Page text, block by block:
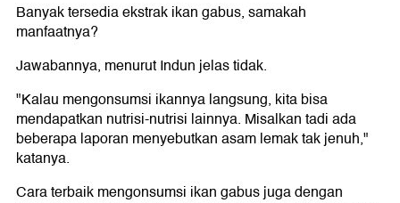
Banyak tersedia ekstrak ikan gabus, samakah
manfaatnya?
Jawabannya, menurut Indun jelas tidak.
"Kalau mengonsumsi ikannya langsung, kita bisa
mendapatkan nutrisi-nutrisi lainnya. Misalkan tadi ada
beberapa laporan menyebutkan asam lemak tak jenuh,"
katanya.
Cara terbaik mengonsumsi ikan gabus juga dengan